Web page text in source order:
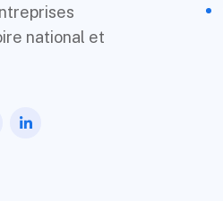
national et